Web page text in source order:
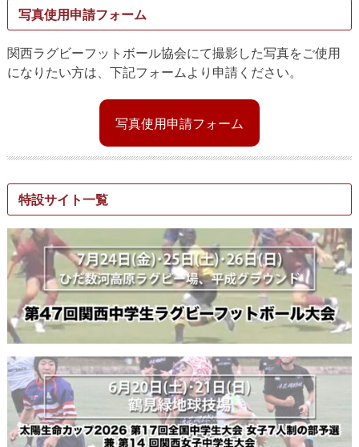
写真使用申請フォーム
関西ラグビーフットボール協会にて撮影した写真をご使用
になりたい方は、下記フォームより申請ください。
写真使用申請フォーム
特設サイト一覧